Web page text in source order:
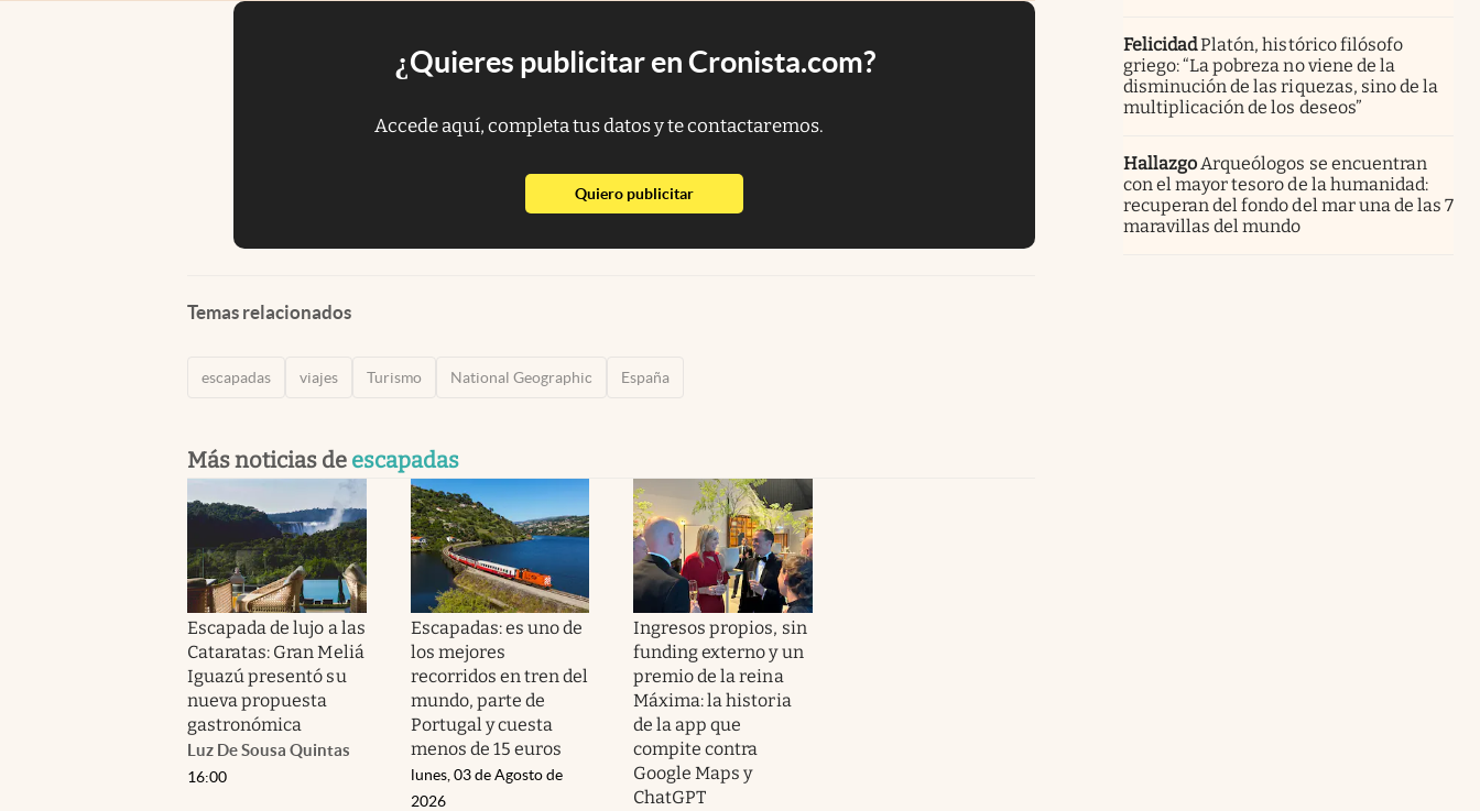
¿Quieres publicitar en Cronista.com?
Accede aquí, completa tus datos y te contactaremos.
Quiero publicitarabre en nueva pestaña
Temas relacionados
escapadas viajes Turismo National Geographic España
Más noticias de escapadas
Escapada de lujo a las
Cataratas: Gran Meliá
Iguazú presentó su
nueva propuesta
gastronómica
Luz De Sousa Quintas
16:00
Escapadas: es uno de
los mejores
recorridos en tren del
mundo, parte de
Portugal y cuesta
menos de 15 euros
lunes, 03 de Agosto de
2026
Ingresos propios, sin
funding externo y un
premio de la reina
Máxima: la historia
de la app que
compite contra
Google Maps y
ChatGPT
FelicidadPlatón, histórico filósofo
griego: “La pobreza no viene de la
disminución de las riquezas, sino de la
multiplicación de los deseos”
HallazgoArqueólogos se encuentran
con el mayor tesoro de la humanidad:
recuperan del fondo del mar una de las 7
maravillas del mundo